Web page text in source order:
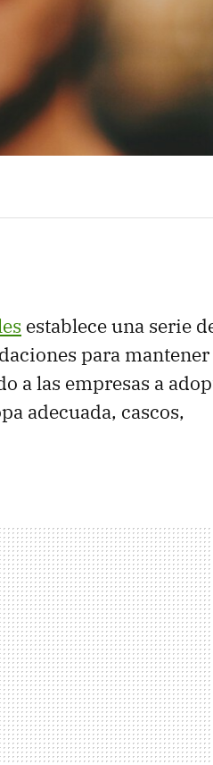
establece una serie
para mantener
a las empresas a
adecuada, cascos,